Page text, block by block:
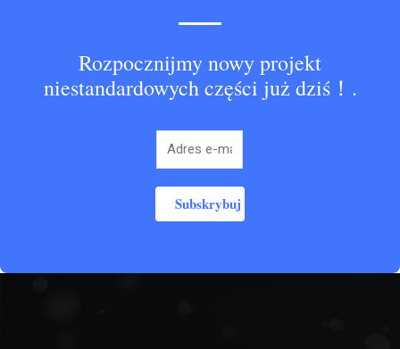
Rozpocznijmy nowy projekt
niestandardowych części już dziś！.
Subskrybuj